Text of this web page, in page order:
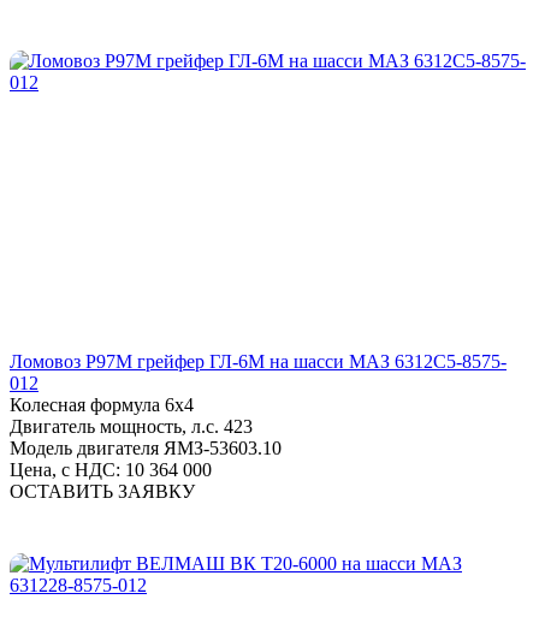
Ломовоз Р97М грейфер ГЛ-6М на шасси МАЗ 6312С5-8575-
012
Колесная формула 6х4
Двигатель мощность, л.с. 423
Модель двигателя ЯМЗ-53603.10
Цена, с НДС: 10 364 000
ОСТАВИТЬ ЗАЯВКУ